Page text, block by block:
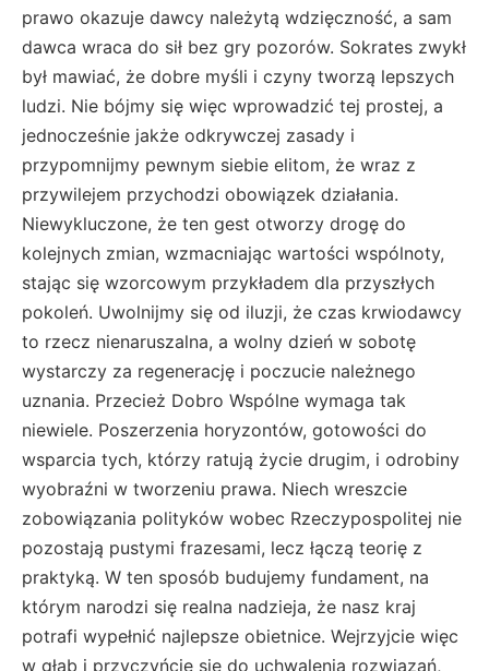
prawo okazuje dawcy należytą wdzięczność, a sam
dawca wraca do sił bez gry pozorów. Sokrates zwykł
był mawiać, że dobre myśli i czyny tworzą lepszych
ludzi. Nie bójmy się więc wprowadzić tej prostej, a
jednocześnie jakże odkrywczej zasady i
przypomnijmy pewnym siebie elitom, że wraz z
przywilejem przychodzi obowiązek działania.
Niewykluczone, że ten gest otworzy drogę do
kolejnych zmian, wzmacniając wartości wspólnoty,
stając się wzorcowym przykładem dla przyszłych
pokoleń. Uwolnijmy się od iluzji, że czas krwiodawcy
to rzecz nienaruszalna, a wolny dzień w sobotę
wystarczy za regenerację i poczucie należnego
uznania. Przecież Dobro Wspólne wymaga tak
niewiele. Poszerzenia horyzontów, gotowości do
wsparcia tych, którzy ratują życie drugim, i odrobiny
wyobraźni w tworzeniu prawa. Niech wreszcie
zobowiązania polityków wobec Rzeczypospolitej nie
pozostają pustymi frazesami, lecz łączą teorię z
praktyką. W ten sposób budujemy fundament, na
którym narodzi się realna nadzieja, że nasz kraj
potrafi wypełnić najlepsze obietnice. Wejrzyjcie więc
w głąb i przyczyńcie się do uchwalenia rozwiązań,